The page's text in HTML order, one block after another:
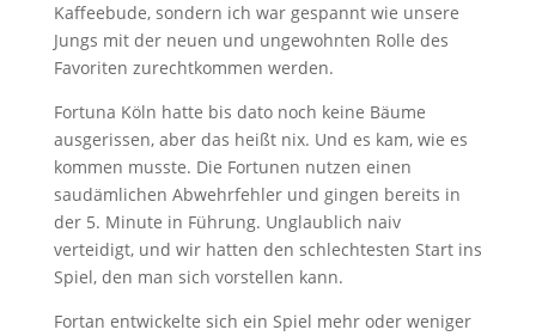
Kaffeebude, sondern ich war gespannt wie unsere
Jungs mit der neuen und ungewohnten Rolle des
Favoriten zurechtkommen werden.
Fortuna Köln hatte bis dato noch keine Bäume
ausgerissen, aber das heißt nix. Und es kam, wie es
kommen musste. Die Fortunen nutzen einen
saudämlichen Abwehrfehler und gingen bereits in
der 5. Minute in Führung. Unglaublich naiv
verteidigt, und wir hatten den schlechtesten Start ins
Spiel, den man sich vorstellen kann.
Fortan entwickelte sich ein Spiel mehr oder weniger